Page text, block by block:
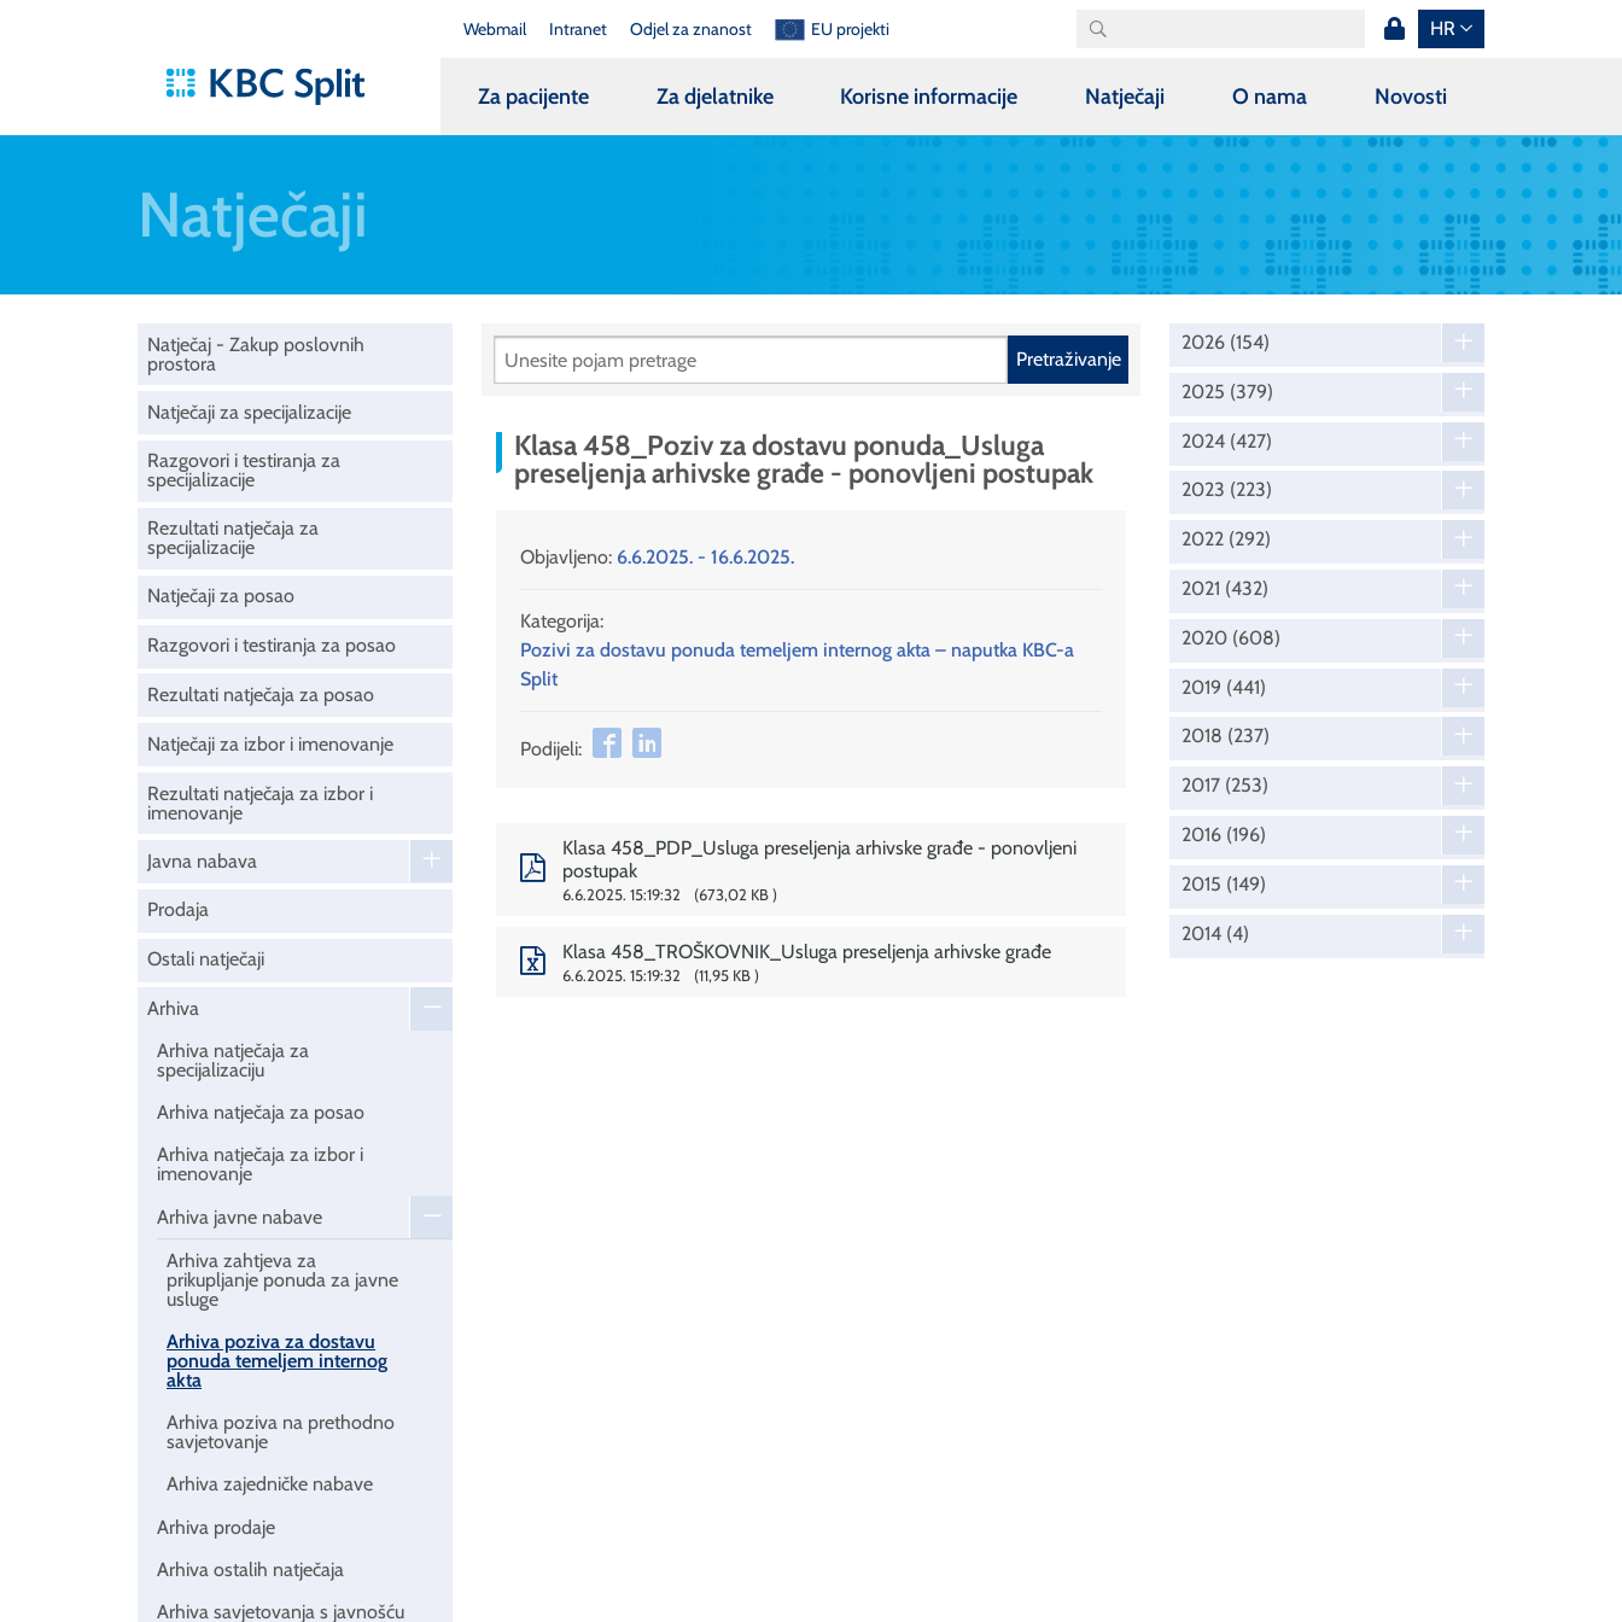
Webmail Intranet Odjel za znanost EU projekti HR
Za pacijente Za djelatnike Korisne informacije Natječaji O nama Novosti
Natječaji
Natječaj - Zakup poslovnih
prostora
Natječaji za specijalizacije
Razgovori i testiranja za
specijalizacije
Rezultati natječaja za
specijalizacije
Natječaji za posao
Razgovori i testiranja za posao
Rezultati natječaja za posao
Natječaji za izbor i imenovanje
Rezultati natječaja za izbor i
imenovanje
Javna nabava
Prodaja
Ostali natječaji
Arhiva
Arhiva natječaja za
specijalizaciju
Arhiva natječaja za posao
Arhiva natječaja za izbor i
imenovanje
Arhiva javne nabave
Arhiva zahtjeva za
prikupljanje ponuda za javne
usluge
Arhiva poziva za dostavu
ponuda temeljem internog
akta
Arhiva poziva na prethodno
savjetovanje
Arhiva zajedničke nabave
Arhiva prodaje
Arhiva ostalih natječaja
Arhiva savjetovanja s javnošću
Pretraživanje
Klasa 458_Poziv za dostavu ponuda_Usluga
preseljenja arhivske građe - ponovljeni postupak
Objavljeno: 6.6.2025. - 16.6.2025.
Kategorija:
Pozivi za dostavu ponuda temeljem internog akta – naputka KBC-a
Split
Podijeli:
Klasa 458_PDP_Usluga preseljenja arhivske građe - ponovljeni
postupak
6.6.2025. 15:19:32 673,02 KB
Klasa 458_TROŠKOVNIK_Usluga preseljenja arhivske građe
6.6.2025. 15:19:32 11,95 KB
2026 (154)
2025 (379)
2024 (427)
2023 (223)
2022 (292)
2021 (432)
2020 (608)
2019 (441)
2018 (237)
2017 (253)
2016 (196)
2015 (149)
2014 (4)